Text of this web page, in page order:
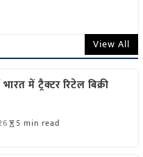
View All
में ट्रैक्टर रिटेल बिक्री
5 min read